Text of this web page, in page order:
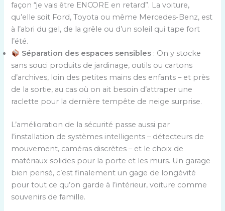
façon “je vais être ENCORE en retard”. La voiture,
qu’elle soit Ford, Toyota ou même Mercedes-Benz, est
à l’abri du gel, de la grêle ou d’un soleil qui tape fort
l’été.
Séparation des espaces sensibles : On y stocke
sans souci produits de jardinage, outils ou cartons
d’archives, loin des petites mains des enfants – et près
de la sortie, au cas où on ait besoin d’attraper une
raclette pour la dernière tempête de neige surprise.
L’amélioration de la sécurité passe aussi par
l’installation de systèmes intelligents – détecteurs de
mouvement, caméras discrètes – et le choix de
matériaux solides pour la porte et les murs. Un garage
bien pensé, c’est finalement un gage de longévité
pour tout ce qu’on garde à l’intérieur, voiture comme
souvenirs de famille.